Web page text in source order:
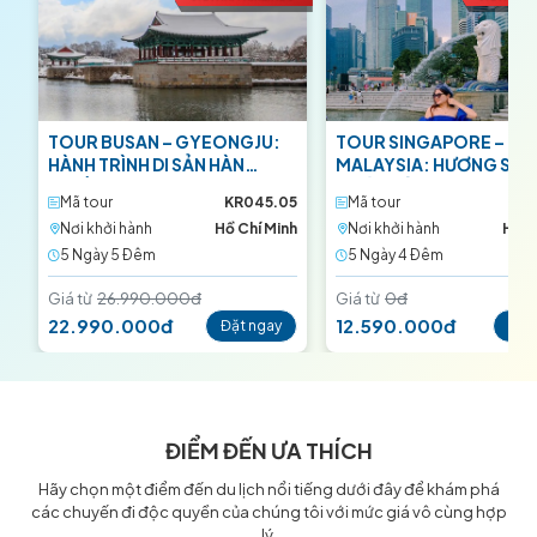
TOUR BUSAN – GYEONGJU:
HÀNH TRÌNH DI SẢN HÀN
Mã tour
KR045.05
Nơi khởi hành
Hồ Chí Minh
5 Ngày 5 Ðêm
Giá từ 26.990.000đ
22.990.000đ Đặt ngay
TOUR SINGAPORE –
MALAYSIA: HƯƠNG SẮC
Mã tour
Nơi khởi hành
Hồ
5 Ngày 4 Ðêm
Giá từ 0đ
12.590.000đ
ĐIỂM ĐẾN ƯA THÍCH
Hãy chọn một điểm đến du lịch nổi tiếng dưới đây để khám phá
các chuyến đi độc quyền của chúng tôi với mức giá vô cùng hợp